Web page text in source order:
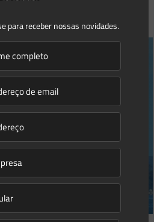
para receber nossas novidades.